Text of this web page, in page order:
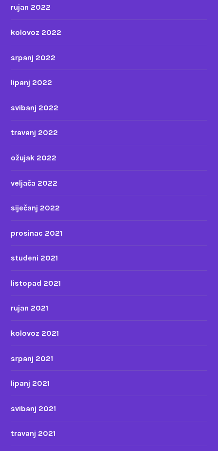
rujan 2022
kolovoz 2022
srpanj 2022
lipanj 2022
svibanj 2022
travanj 2022
ožujak 2022
veljača 2022
siječanj 2022
prosinac 2021
studeni 2021
listopad 2021
rujan 2021
kolovoz 2021
srpanj 2021
lipanj 2021
svibanj 2021
travanj 2021